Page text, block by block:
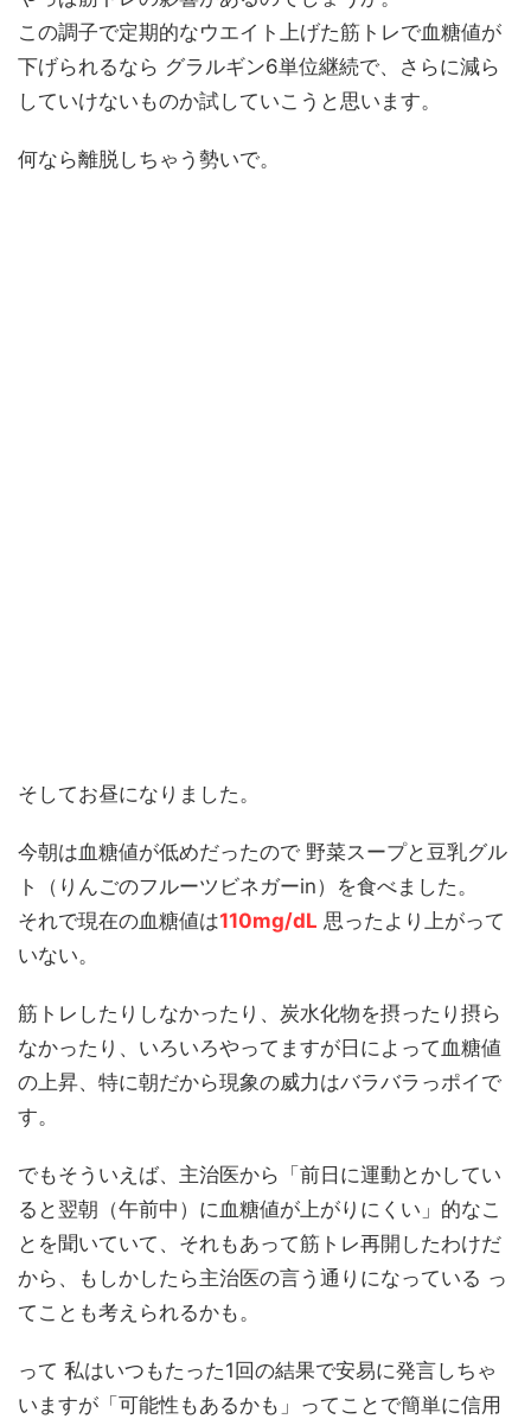
この調子で定期的なウエイト上げた筋トレで血糖値が
下げられるなら グラルギン6単位継続で、さらに減ら
していけないものか試していこうと思います。
何なら離脱しちゃう勢いで。
そしてお昼になりました。
今朝は血糖値が低めだったので 野菜スープと豆乳グル
ト（りんごのフルーツビネガーin）を食べました。
それで現在の血糖値は110mg/dL 思ったより上がって
いない。
筋トレしたりしなかったり、炭水化物を摂ったり摂ら
なかったり、いろいろやってますが日によって血糖値
の上昇、特に朝だから現象の威力はバラバラっポイで
す。
でもそういえば、主治医から「前日に運動とかしてい
ると翌朝（午前中）に血糖値が上がりにくい」的なこ
とを聞いていて、それもあって筋トレ再開したわけだ
から、もしかしたら主治医の言う通りになっている っ
てことも考えられるかも。
って 私はいつもたった1回の結果で安易に発言しちゃ
いますが「可能性もあるかも」ってことで簡単に信用